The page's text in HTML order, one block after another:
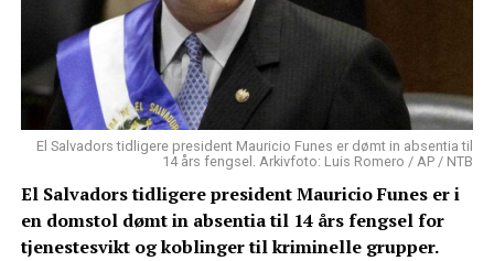
El Salvadors tidligere president Mauricio Funes er dømt in absentia til
14 års fengsel. Arkivfoto: Luis Romero / AP / NTB
El Salvadors tidligere president Mauricio Funes er i
en domstol dømt in absentia til 14 års fengsel for
tjenestesvikt og koblinger til kriminelle grupper.